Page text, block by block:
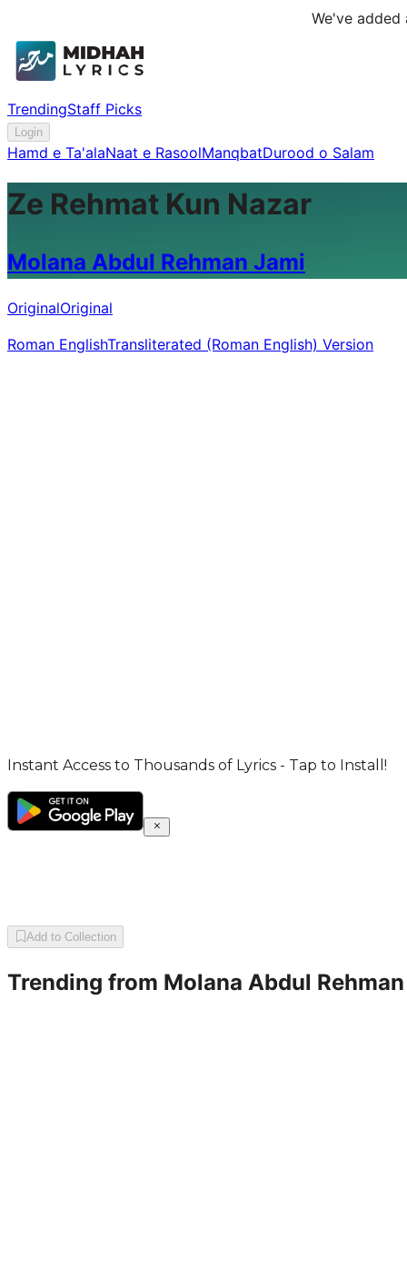
We've
TrendingStaff Picks
Login
Hamd e Ta'alaNaat e RasoolManqbatDurood o Salam
Ze Rehmat Kun Nazar
Molana Abdul Rehman Jami
OriginalOriginal
Roman EnglishTransliterated (Roman English) Version
Instant Access to Thousands of Lyrics - Tap to Install!
Add to Collection
Trending from Molana Abdul